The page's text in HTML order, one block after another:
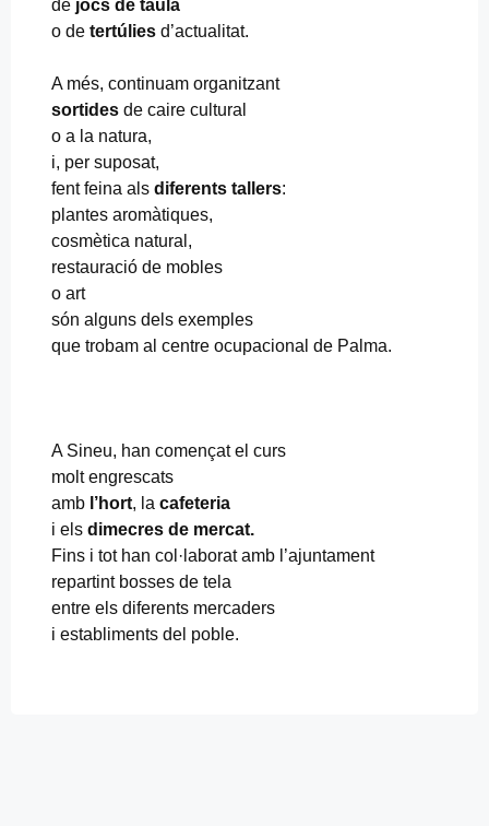
de jocs de taula
o de tertúlies d’actualitat.
A més, continuam organitzant
sortides de caire cultural
o a la natura,
i, per suposat,
fent feina als diferents tallers:
plantes aromàtiques,
cosmètica natural,
restauració de mobles
o art
són alguns dels exemples
que trobam al centre ocupacional de Palma.
A Sineu, han començat el curs
molt engrescats
amb l’hort, la cafeteria
i els dimecres de mercat.
Fins i tot han col·laborat amb l’ajuntament
repartint bosses de tela
entre els diferents mercaders
i establiments del poble.